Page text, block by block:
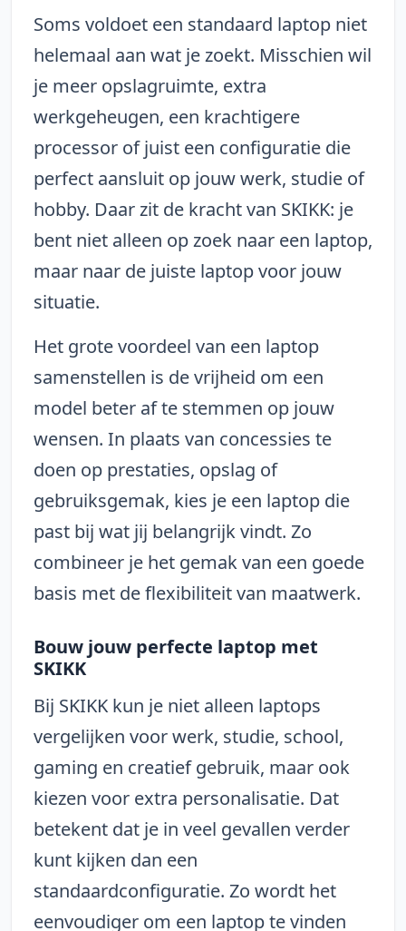
Soms voldoet een standaard laptop niet
helemaal aan wat je zoekt. Misschien wil
je meer opslagruimte, extra
werkgeheugen, een krachtigere
processor of juist een configuratie die
perfect aansluit op jouw werk, studie of
hobby. Daar zit de kracht van SKIKK: je
bent niet alleen op zoek naar een laptop,
maar naar de juiste laptop voor jouw
situatie.
Het grote voordeel van een laptop
samenstellen is de vrijheid om een
model beter af te stemmen op jouw
wensen. In plaats van concessies te
doen op prestaties, opslag of
gebruiksgemak, kies je een laptop die
past bij wat jij belangrijk vindt. Zo
combineer je het gemak van een goede
basis met de flexibiliteit van maatwerk.
Bouw jouw perfecte laptop met
SKIKK
Bij SKIKK kun je niet alleen laptops
vergelijken voor werk, studie, school,
gaming en creatief gebruik, maar ook
kiezen voor extra personalisatie. Dat
betekent dat je in veel gevallen verder
kunt kijken dan een
standaardconfiguratie. Zo wordt het
eenvoudiger om een laptop te vinden